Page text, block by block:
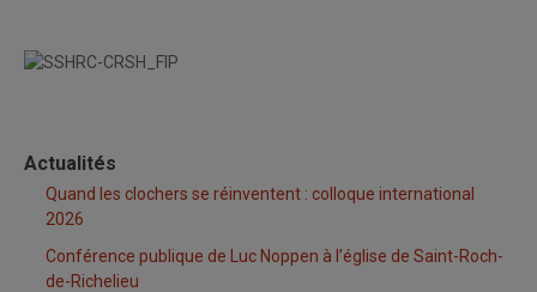
Actualités
Quand les clochers se réinventent : colloque international
2026
Conférence publique de Luc Noppen à l’église de Saint-Roch-
de-Richelieu